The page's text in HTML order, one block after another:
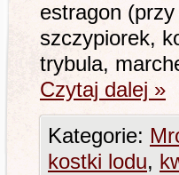
estragon
szczypiorek,
trybula,
Czytaj dalej »
Kategorie:
kostki lodu,